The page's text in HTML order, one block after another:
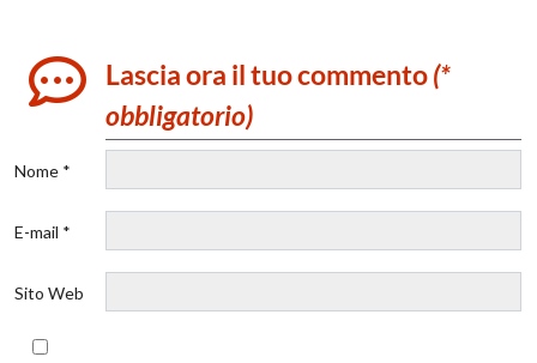
Lascia ora il tuo commento(*
obbligatorio)
Nome *
E-mail *
Sito Web